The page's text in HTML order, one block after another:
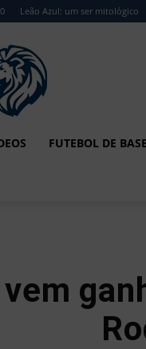
Leão Azul: um ser mitológico
FUTEBOL DE BASE